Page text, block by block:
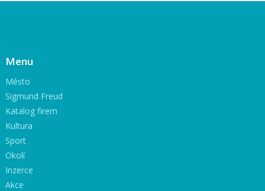
Menu
Město
Sigmund Freud
Katalog firem
Kultura
Sport
Okolí
Inzerce
Akce